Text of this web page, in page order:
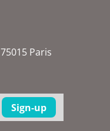
Paris